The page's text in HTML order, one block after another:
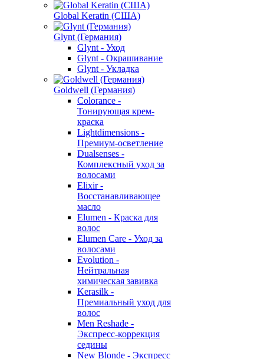
Global Keratin (США)
Glynt (Германия)
Glynt - Уход
Glynt - Окрашивание
Glynt - Укладка
Goldwell (Германия)
Colorance -
Тонирующая крем-
краска
Lightdimensions -
Премиум-осветление
Dualsenses -
Комплексный уход за
волосами
Elixir -
Восстанавливающее
масло
Elumen - Краска для
волос
Elumen Care - Уход за
волосами
Evolution -
Нейтральная
химическая завивка
Kerasilk -
Премиальный уход для
волос
Men Reshade -
Экспресс-коррекция
седины
New Blonde - Экспресс